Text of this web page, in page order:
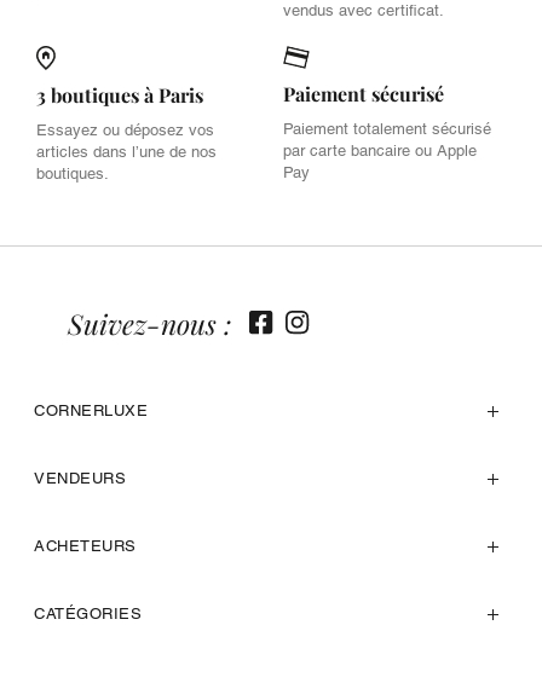
vendus avec certificat.
3 boutiques à Paris
Essayez ou déposez vos
articles dans l’une de nos
boutiques.
Paiement sécurisé
Paiement totalement sécurisé
par carte bancaire ou Apple
Pay
CORNERLUXE
VENDEURS
ACHETEURS
CATÉGORIES
Suivez-nous :